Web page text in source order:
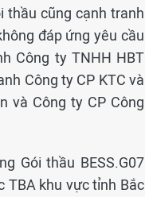
thầu cũng cạnh tranh
đáp ứng yêu cầu
Công ty TNHH HBT
Công ty CP KTC và
và Công ty CP Công
Gói thầu BESS.G07
TBA khu vực tỉnh Bắc